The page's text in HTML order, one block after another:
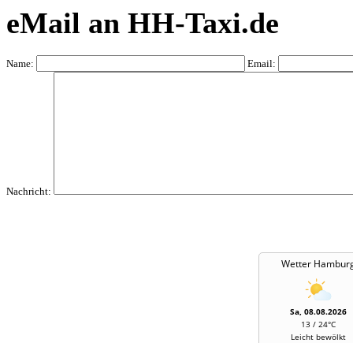
eMail an HH-Taxi.de
Name: Email:
Nachricht:
Wetter
Sa, 08.08.2026
13 / 24°C
Leicht bewölkt